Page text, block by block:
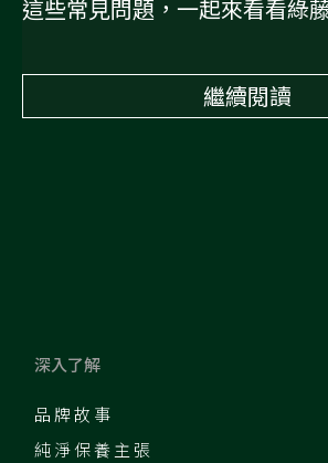
這些常見問題，一起來看看綠
繼續閱讀
深入了解
品牌故事
純淨保養主張